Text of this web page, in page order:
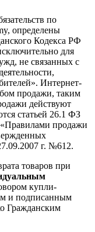
по
определены
Кодекса РФ
для
не связанных с
Интернет-
продажи, таким
действуют
статьей 26.1 ФЗ
продажи
г. №612.
товаров при
купли-
и подписанным
Гражданским